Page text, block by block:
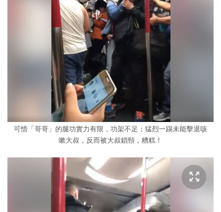
可惜「哥哥」的腿功實力有限，功架不足；猛烈一踢未能擊退咳
嗽大叔，反而被大叔鎖頸，糟糕！